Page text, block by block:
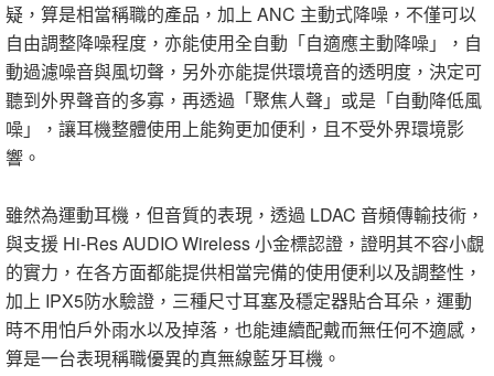
疑，算是相當稱職的產品，加上 ANC 主動式降噪，不僅可以
自由調整降噪程度，亦能使用全自動「自適應主動降噪」，自
動過濾噪音與風切聲，另外亦能提供環境音的透明度，決定可
聽到外界聲音的多寡，再透過「聚焦人聲」或是「自動降低風
噪」，讓耳機整體使用上能夠更加便利，且不受外界環境影
響。
雖然為運動耳機，但音質的表現，透過 LDAC 音頻傳輸技術，
與支援 Hi-Res AUDIO Wireless 小金標認證，證明其不容小覷
的實力，在各方面都能提供相當完備的使用便利以及調整性，
加上 IPX5防水驗證，三種尺寸耳塞及穩定器貼合耳朵，運動
時不用怕戶外雨水以及掉落，也能連續配戴而無任何不適感，
算是一台表現稱職優異的真無線藍牙耳機。